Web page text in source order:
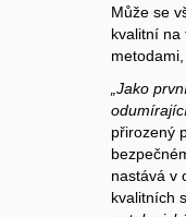
Může se
kvalitní na
„Jako
přirozený
nastává v
kvalitních